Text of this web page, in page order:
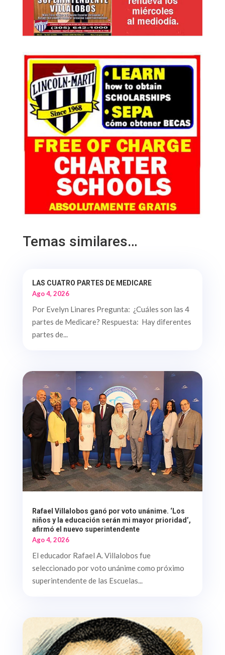
Temas similares…
LAS CUATRO PARTES DE MEDICARE
Ago 4, 2026
Por Evelyn Linares Pregunta: ¿Cuáles son las 4
partes de Medicare? Respuesta: Hay diferentes
partes de...
Rafael Villalobos ganó por voto unánime. ‘Los
niños y la educación serán mi mayor prioridad’,
afirmó el nuevo superintendente
Ago 4, 2026
El educador Rafael A. Villalobos fue
seleccionado por voto unánime como próximo
superintendente de las Escuelas...